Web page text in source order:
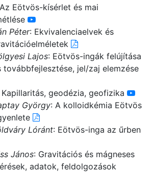
Eötvös-kísérlet és mai
Péter: Ekvivalenciaelvek és
Lajos: Eötvös-ingák felújítása
továbbfejlesztése, jel/zaj elemzése
Kapillaritás, geodézia, geofizika
György: A kolloidkémia Eötvös
Lóránt: Eötvös-inga az űrben
János: Gravitációs és mágneses
adatok, feldolgozások